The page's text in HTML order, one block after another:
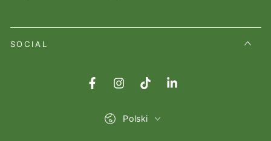
SOCIAL
FacebookInstagramTikTokLinkedIn
Lingua
Polski